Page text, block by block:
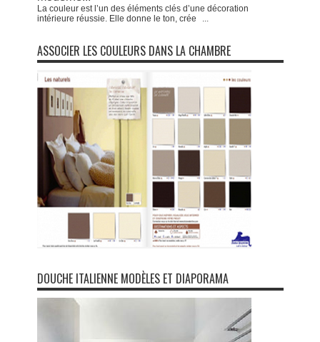
La couleur est l’un des éléments clés d’une décoration
intérieure réussie. Elle donne le ton, crée
...
ASSOCIER LES COULEURS DANS LA CHAMBRE
DOUCHE ITALIENNE MODÈLES ET DIAPORAMA